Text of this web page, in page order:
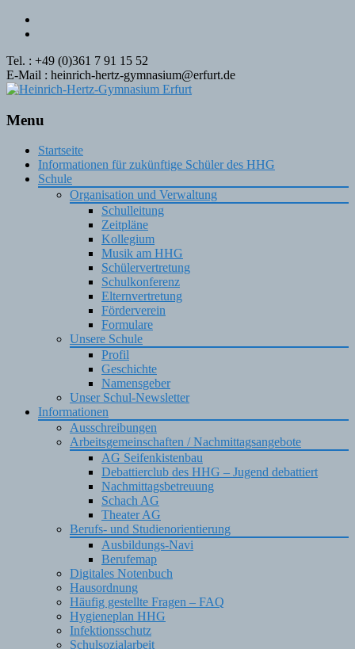
Tel. : +49 (0)361 7 91 15 52
E-Mail : heinrich-hertz-gymnasium@erfurt.de
Menu
Skip
content
Startseite
Informationen für zukünftige Schüler des HHG
Schule
Organisation und Verwaltung
Schulleitung
Zeitpläne
Kollegium
Musik am HHG
Schülervertretung
Schulkonferenz
Elternvertretung
Förderverein
Formulare
Unsere Schule
Profil
Geschichte
Namensgeber
Unser Schul-Newsletter
Informationen
Ausschreibungen
Arbeitsgemeinschaften / Nachmittagsangebote
AG Seifenkistenbau
Debattierclub des HHG – Jugend debattiert
Nachmittagsbetreuung
Schach AG
Theater AG
Berufs- und Studienorientierung
Ausbildungs-Navi
Berufemap
Digitales Notenbuch
Hausordnung
Häufig gestellte Fragen – FAQ
Hygieneplan HHG
Infektionsschutz
Schulsozialarbeit